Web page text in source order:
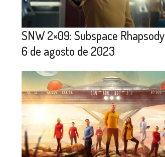
SNW 2×09: Subspace Rhapsody
6 de agosto de 2023